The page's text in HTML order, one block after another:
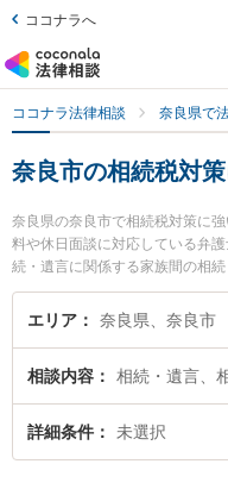
ココナラへ
ココナラ法律相談 奈良県で
奈良市の相続税対
奈良県の奈良市で相続税対策に
料や休日面談に対応している弁
続・遺言に関係する家族間の相
な分野での絞り込み検索もでき
宏弁護士や喜多芳裕法律事務所
に弁護士に相談したい』『相続
士を検索したい』『初回相談無
護士に相談予約したい』などで
エリア 奈良県、奈良市
相談内容 相続・遺言、
詳細条件 未選択